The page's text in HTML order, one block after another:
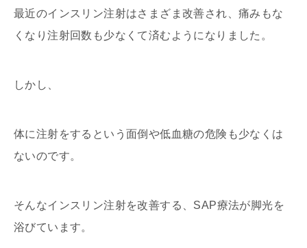
最近のインスリン注射はさまざま改善され、痛みもな
くなり注射回数も少なくて済むようになりました。
しかし、
体に注射をするという面倒や低血糖の危険も少なくは
ないのです。
そんなインスリン注射を改善する、SAP療法が脚光を
浴びています。